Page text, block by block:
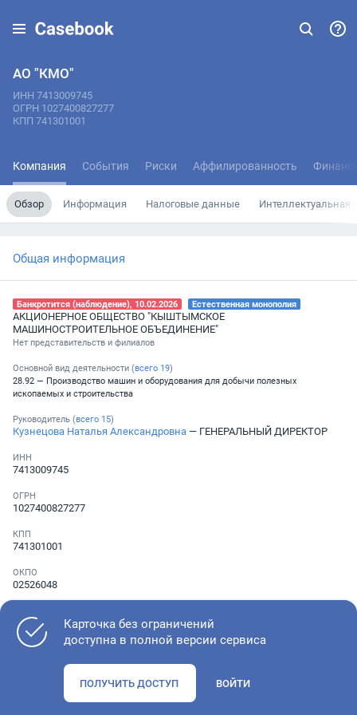
АО "КМО"
ИНН 7413009745
ОГРН 1027400827277
КПП 741301001
Компания События Риски Аффилированность
Обзор Информация Налоговые данные Интеллектуальная
Общая информация
Банкротится (наблюдение), 10.02.2026 Естественная монополия
АКЦИОНЕРНОЕ ОБЩЕСТВО "КЫШТЫМСКОЕ
МАШИНОСТРОИТЕЛЬНОЕ ОБЪЕДИНЕНИЕ"
Нет представительств и филиалов
Основной вид деятельности (всего 19)
28.92 — Производство машин и оборудования для добычи полезных
ископаемых и строительства
Руководитель (всего 15)
Кузнецова Наталья Александровна — ГЕНЕРАЛЬНЫЙ ДИРЕКТОР
ИНН
7413009745
ОГРН
1027400827277
КПП
741301001
ОКПО
02526048
Не указан
Как оценить состояние компании
Карточка без ограничений
доступна в полной версии сервиса
ПОЛУЧИТЬ ДОСТУП ВОЙТИ